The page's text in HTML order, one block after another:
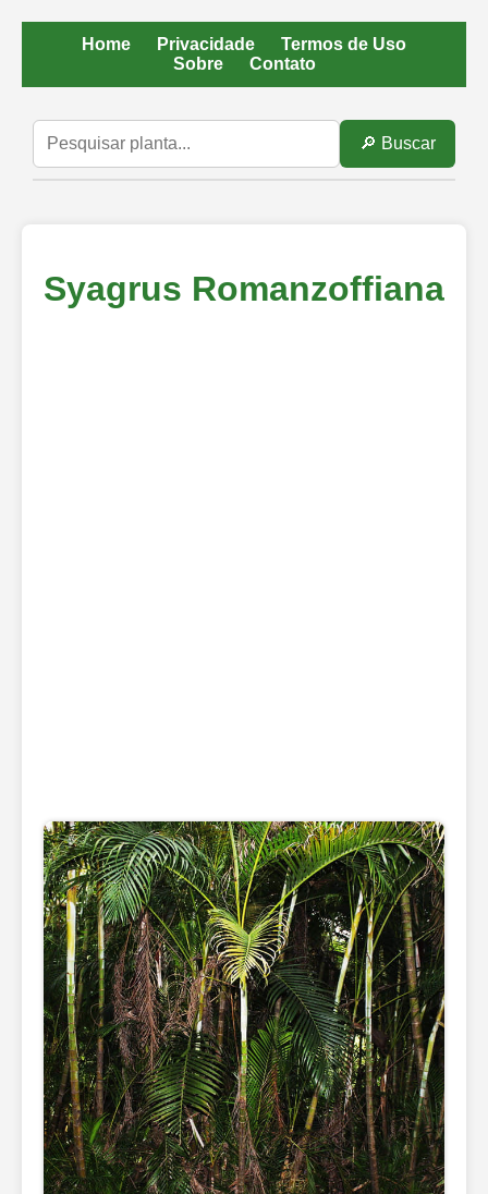
Home Privacidade
Termos de Uso
Sobre
Contato
🔎 Buscar
Syagrus Romanzoffiana